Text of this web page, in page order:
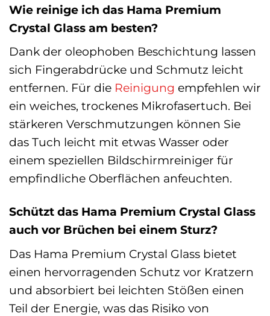
Wie reinige ich das Hama Premium
Crystal Glass am besten?
Dank der oleophoben Beschichtung lassen
sich Fingerabdrücke und Schmutz leicht
entfernen. Für die Reinigung empfehlen wir
ein weiches, trockenes Mikrofasertuch. Bei
stärkeren Verschmutzungen können Sie
das Tuch leicht mit etwas Wasser oder
einem speziellen Bildschirmreiniger für
empfindliche Oberflächen anfeuchten.
Schützt das Hama Premium Crystal Glass
auch vor Brüchen bei einem Sturz?
Das Hama Premium Crystal Glass bietet
einen hervorragenden Schutz vor Kratzern
und absorbiert bei leichten Stößen einen
Teil der Energie, was das Risiko von